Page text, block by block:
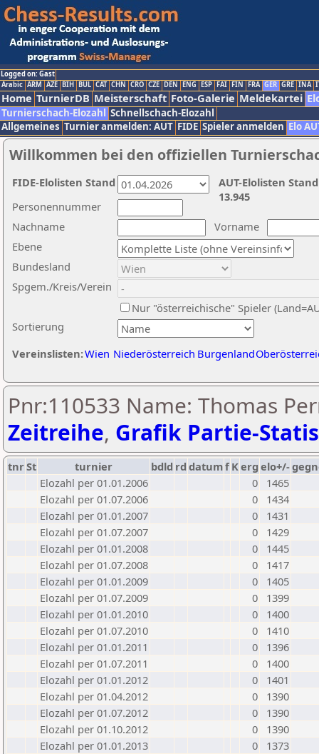
Logged on: Gast
Arabic ARM AZE BIH BUL CAT CHN CRO CZE DEN ENG ESP FAI FIN FRA GER GRE INA
Home TurnierDB Meisterschaft Foto-Galerie Meldekartei
Turnierschach-Elozahl Schnellschach-Elozahl
Allgemeines Turnier anmelden: AUT FIDE Spieler anmelden Elo
Willkommen bei den offiziellen
Nachname
Vorname
Ebene
Sortierung
Personennummer
Bundesland
Spgem./Kreis/Verein
Nur "österreichische" Spieler
Vereinslisten:Wien Niederösterreich Burgenland
AUT-Elolisten
13.945
FIDE-Elolisten Stand
Pnr:110533 Name: Thomas
Zeitreihe, Grafik Partie-
tnrSt turnier bdld rd datumf Kerg elo+/-
Elozahl per 01.01.2006
0
1465
Elozahl per 01.07.2006
0
1434
Elozahl per 01.01.2007
0
1431
Elozahl per 01.07.2007
0
1429
Elozahl per 01.01.2008
0
1445
Elozahl per 01.07.2008
0
1417
Elozahl per 01.01.2009
0
1405
Elozahl per 01.07.2009
0
1399
Elozahl per 01.01.2010
0
1400
Elozahl per 01.07.2010
0
1410
Elozahl per 01.01.2011
0
1396
Elozahl per 01.07.2011
0
1400
Elozahl per 01.01.2012
0
1401
Elozahl per 01.04.2012
0
1390
Elozahl per 01.07.2012
0
1390
Elozahl per 01.10.2012
0
1390
Elozahl per 01.01.2013
0
1373